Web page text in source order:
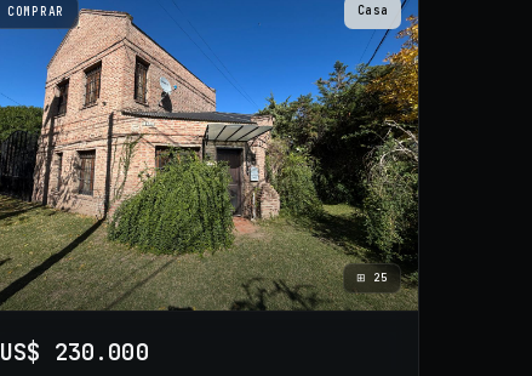
COMPRAR Casa
⊞ 25
US$ 230.000